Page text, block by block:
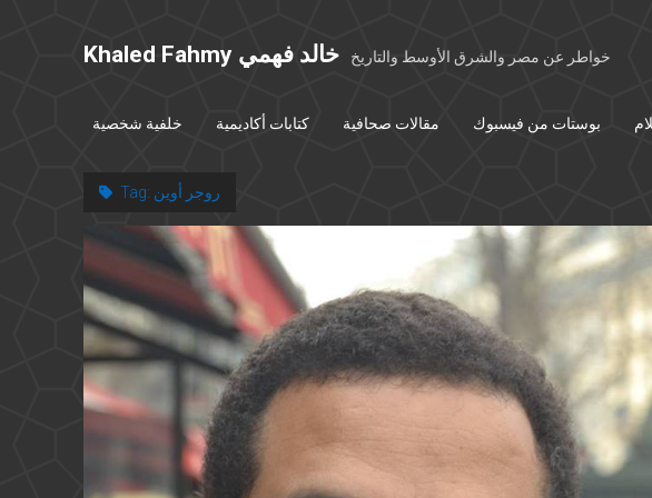
Khaled Fahmy خالد فهمي خواطر عن مصر والشرق الأوسط والتاريخ
خلفية شخصية كتابات أكاديمية مقالات صحافية بوستات من فيسبوك
Tag: روجر أوين